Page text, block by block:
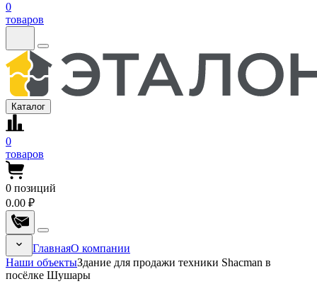
0
товаров
Каталог
0
товаров
0 позиций
0.00 ₽
ГлавнаяО компании
Наши объектыЗдание для продажи техники Shacman в
посёлке Шушары